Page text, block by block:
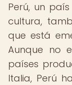
Perú, un
cultura,
que está
Aunque no
países
Italia, Perú